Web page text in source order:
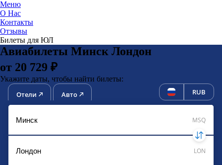
Меню
О Нас
Контакты
Отзывы
Билеты для ЮЛ
Авиабилеты Минск Лондон
от 20 729 ₽
Укажите даты, чтобы найти билеты:
Отели Авто RUB
MSQ
LON